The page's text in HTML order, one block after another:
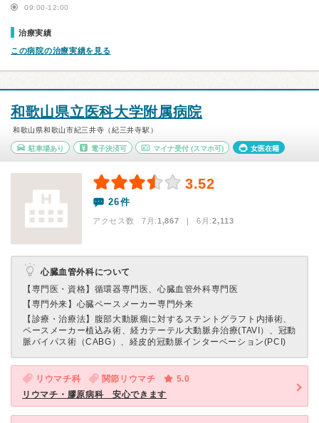
09:00-12:00
治療実績
この病院の治療実績を見る
和歌山県立医科大学附属病院
和歌山県和歌山市紀三井寺（紀三井寺駅）
駐車場あり 電子決済可 マイナ受付 (スマホ可) 女医在籍
3.52
26件
アクセス数 7月:1,867 | 6月:2,113
心臓血管外科について
【専門医・資格】 循環器専門医、心臓血管外科専門医
【専門外来】 心臓ペースメーカー専門外来
【診療・治療法】
腹部大動脈瘤に対するステントグラフト内挿術、
ペースメーカー植込み術、経カテーテル大動脈弁治療(TAVI）、冠動
脈バイパス術（CABG）、経皮的冠動脈インターベーション(PCI)
リウマチ科 関節リウマチ
5.0
リウマチ・膠原病科 安心できます